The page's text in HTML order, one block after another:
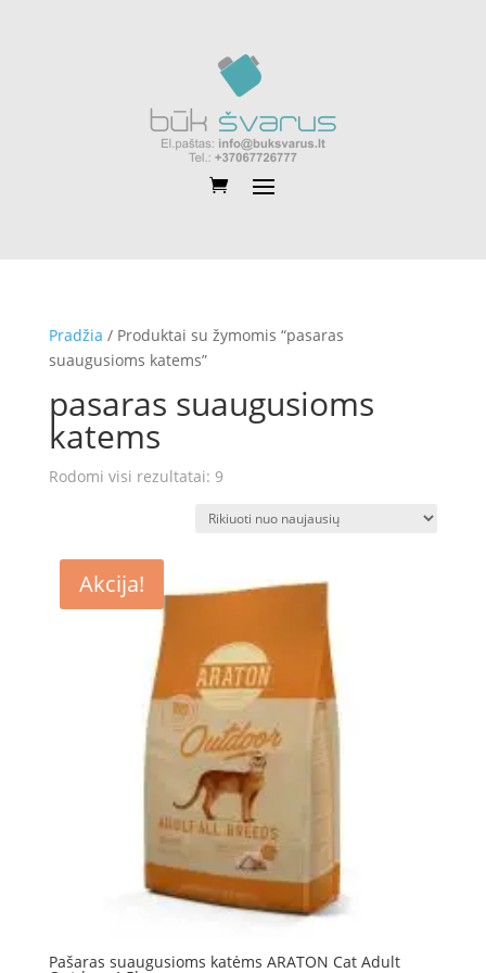
Pradžia / Produktai su žymomis “pasaras
suaugusioms katems”
pasaras suaugusioms
katems
Rodomi visi rezultatai: 9Rūšiuojama
naujausią
Akcija!
Pašaras suaugusioms katėms ARATON Cat Adult